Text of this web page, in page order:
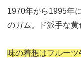
1970年から1995年
のガム。ド派手な黄
味の着想はフルー